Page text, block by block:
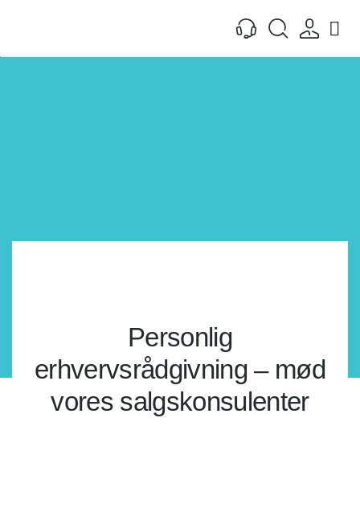
Personlig
erhvervsrådgivning – mød
vores salgskonsulenter